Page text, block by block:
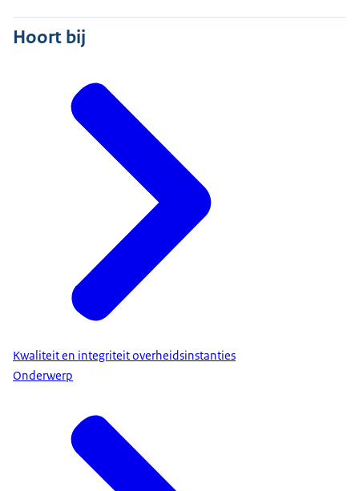
Hoort bij
Kwaliteit en integriteit overheidsinstanties
Onderwerp